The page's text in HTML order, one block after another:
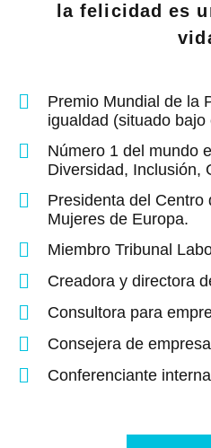
la felicidad es
Premio Mundial de la
igualdad (situado bajo
Número 1 del mundo
Diversidad, Inclusión,
Presidenta del Centro
Mujeres de Europa.
Miembro Tribunal
Creadora y directora
Consultora para
Consejera de
Conferenciante